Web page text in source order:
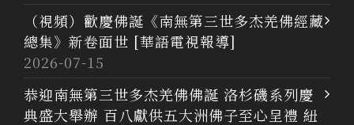
（視頻）歡慶佛誕《南無第三世多杰羌佛經藏
總集》新卷面世 [華語電視報導]
2026-07-15
恭迎南無第三世多杰羌佛佛誕 洛杉磯系列慶
典盛大舉辦 百八獻供五大洲佛子至心呈禮 紐